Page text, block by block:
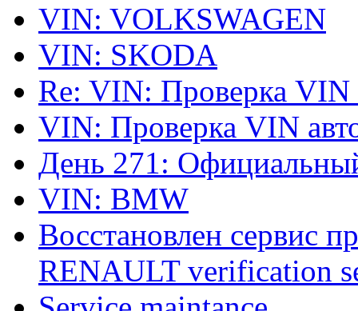
VIN: VOLKSWAGEN
VIN: SKODA
Re: VIN: Проверка VIN
VIN: Проверка VIN
День 271:
VIN: BMW
Восстановлен сервис
RENAULT verification